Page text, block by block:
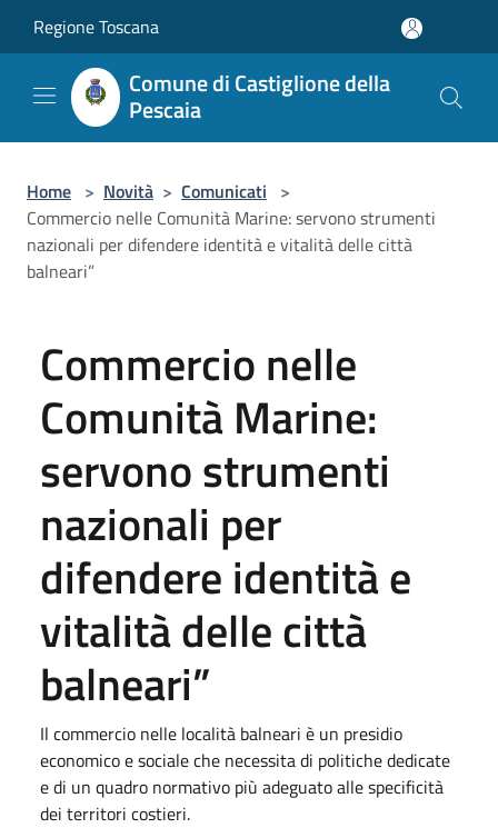
Regione Toscana
Comune di Castiglione della
Pescaia
Home > Novità > Comunicati >
Commercio nelle Comunità Marine: servono strumenti
nazionali per difendere identità e vitalità delle città
balneari”
Commercio nelle
Comunità Marine:
servono strumenti
nazionali per
difendere identità e
vitalità delle città
balneari”
Il commercio nelle località balneari è un presidio
economico e sociale che necessita di politiche dedicate
e di un quadro normativo più adeguato alle specificità
dei territori costieri.